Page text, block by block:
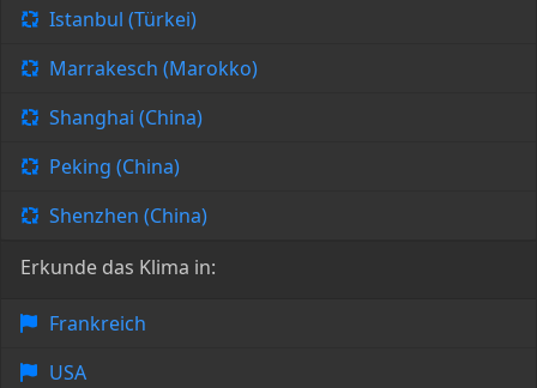
Istanbul (Türkei)
Marrakesch (Marokko)
Shanghai (China)
Peking (China)
Shenzhen (China)
Erkunde das Klima in:
Frankreich
USA